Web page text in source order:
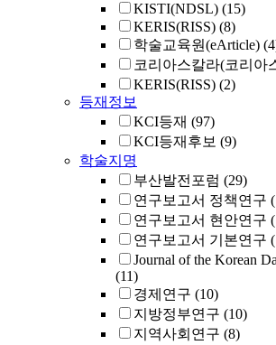
KISTI(NDSL) (15)
KERIS(RISS) (8)
학술교육원(eArticle)
코리아스칼라(코리아
KERIS(RISS) (2)
등재정보
KCI등재 (97)
KCI등재후보 (9)
학술지명
부산발전포럼 (29)
연구보고서 정책연구
연구보고서 현안연구
연구보고서 기본연구
Journal of the Korean
(11)
경제연구 (10)
지방정부연구 (10)
지역사회연구 (8)